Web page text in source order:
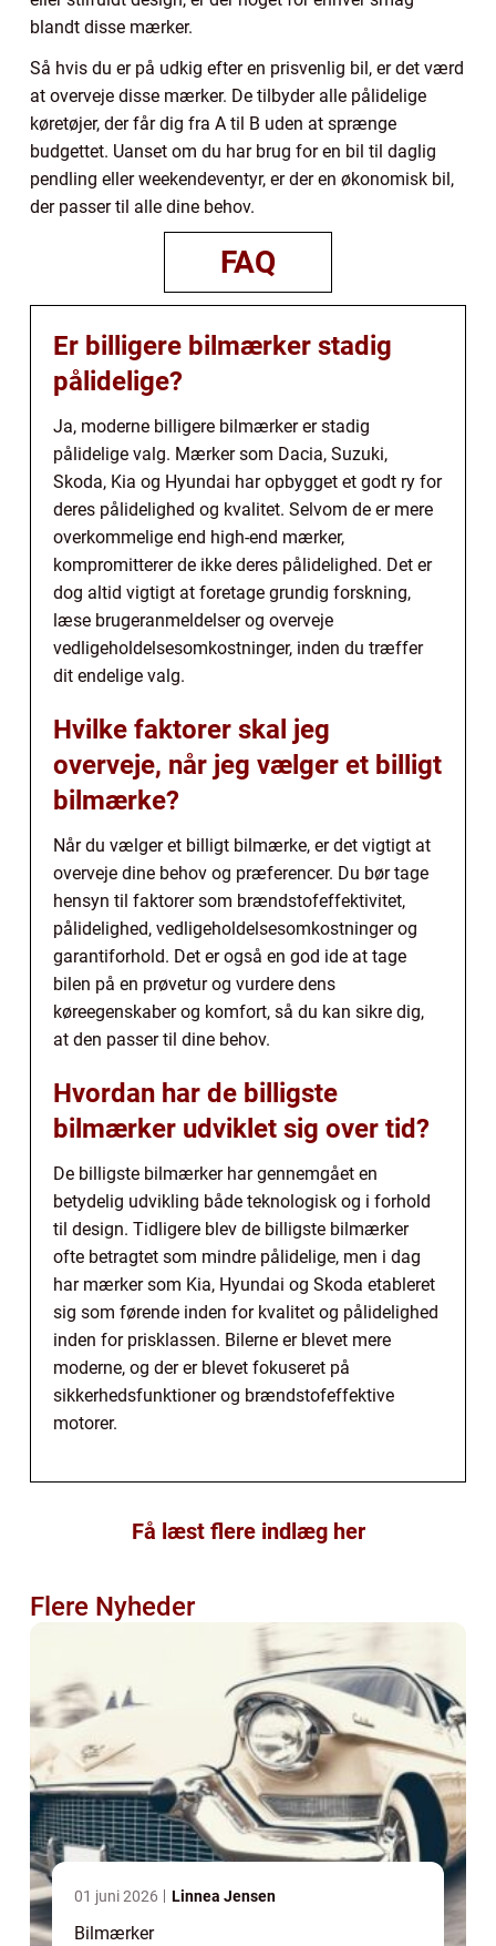
blandt disse mærker.
Så hvis du er på udkig efter en prisvenlig bil, er det værd
at overveje disse mærker. De tilbyder alle pålidelige
køretøjer, der får dig fra A til B uden at sprænge
budgettet. Uanset om du har brug for en bil til daglig
pendling eller weekendeventyr, er der en økonomisk bil,
der passer til alle dine behov.
FAQ
Er billigere bilmærker stadig
pålidelige?
Ja, moderne billigere bilmærker er stadig
pålidelige valg. Mærker som Dacia, Suzuki,
Skoda, Kia og Hyundai har opbygget et godt ry for
deres pålidelighed og kvalitet. Selvom de er mere
overkommelige end high-end mærker,
kompromitterer de ikke deres pålidelighed. Det er
dog altid vigtigt at foretage grundig forskning,
læse brugeranmeldelser og overveje
vedligeholdelsesomkostninger, inden du træffer
dit endelige valg.
Hvilke faktorer skal jeg
overveje, når jeg vælger et billigt
bilmærke?
Når du vælger et billigt bilmærke, er det vigtigt at
overveje dine behov og præferencer. Du bør tage
hensyn til faktorer som brændstofeffektivitet,
pålidelighed, vedligeholdelsesomkostninger og
garantiforhold. Det er også en god ide at tage
bilen på en prøvetur og vurdere dens
køreegenskaber og komfort, så du kan sikre dig,
at den passer til dine behov.
Hvordan har de billigste
bilmærker udviklet sig over tid?
De billigste bilmærker har gennemgået en
betydelig udvikling både teknologisk og i forhold
til design. Tidligere blev de billigste bilmærker
ofte betragtet som mindre pålidelige, men i dag
har mærker som Kia, Hyundai og Skoda etableret
sig som førende inden for kvalitet og pålidelighed
inden for prisklassen. Bilerne er blevet mere
moderne, og der er blevet fokuseret på
sikkerhedsfunktioner og brændstofeffektive
motorer.
Få læst flere indlæg her
Flere Nyheder
01 juni 2026 Linnea Jensen
Bilmærker